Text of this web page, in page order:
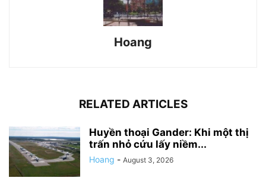
Hoang
RELATED ARTICLES
Huyền thoại Gander: Khi một thị
trấn nhỏ cứu lấy niềm...
Hoang - August 3, 2026